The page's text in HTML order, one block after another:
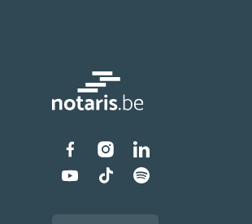
Liens vers les